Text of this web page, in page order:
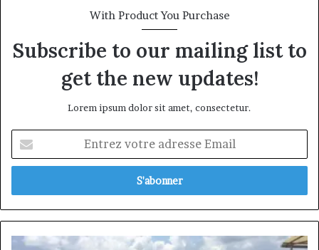
With Product You Purchase
Subscribe to our mailing list to
get the new updates!
Lorem ipsum dolor sit amet, consectetur.
votre
adresse
Aménagement